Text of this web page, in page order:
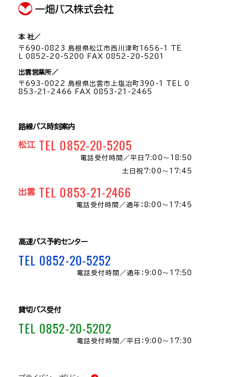
本 社／
〒690-0823 島根県松江市西川津町1656-1 TE
L 0852-20-5200 FAX 0852-20-5201
出雲営業所／
〒693-0022 島根県出雲市上塩冶町390-1 TEL 0
853-21-2466 FAX 0853-21-2465
路線バス時刻案内
松江 TEL 0852-20-5205
電話受付時間／平日7:00～18:50
土日祝7:00～17:45
出雲 TEL 0853-21-2466
電話受付時間／通年：8:00〜17:45
高速バス予約センター
TEL 0852-20-5252
電話受付時間／通年：9:00～17:50
貸切バス受付
TEL 0852-20-5202
電話受付時間／平日：9:00～17:30